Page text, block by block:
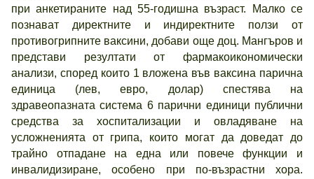
при анкетираните над 55-годишна възраст. Малко се
познават директните и индиректните ползи от
противогрипните ваксини, добави още доц. Мангъров и
представи резултати от фармакоикономически
анализи, според които 1 вложена във ваксина парична
единица (лев, евро, долар) спестява на
здравеопазната система 6 парични единици публични
средства за хоспитализации и овладяване на
усложненията от грипа, които могат да доведат до
трайно отпадане на една или повече функции и
инвалидизиране, особено при по-възрастни хора.